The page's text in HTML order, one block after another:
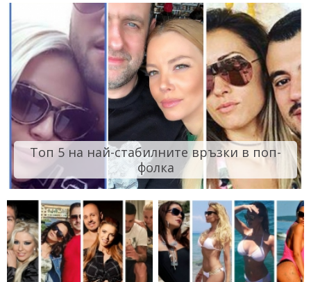
Топ 5 на най-стабилните връзки в поп-
фолка